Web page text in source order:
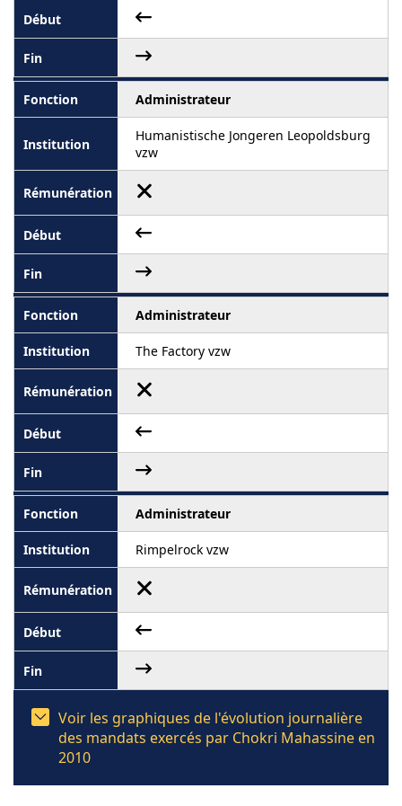
Administrateur
Humanistische Jongeren Leopoldsburg
vzw
Administrateur
The Factory vzw
Administrateur
Rimpelrock vzw
Voir les graphiques de l'évolution journalière
des mandats exercés par Chokri Mahassine en
2010